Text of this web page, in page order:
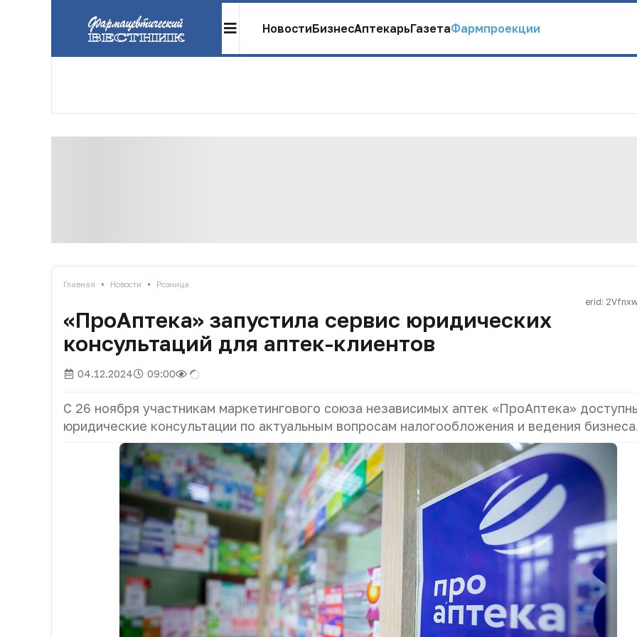
НовостиБизнесАптекарьГазетаФармпроекции
Главная • Новости • Розница
erid:
«ПроАптека» запустила сервис юридических
консультаций для аптек-клиентов
04.12.2024 09:00
С 26 ноября участникам маркетингового союза независимых аптек «ПроАптека»
юридические консультации по актуальным вопросам налогообложения и ведения